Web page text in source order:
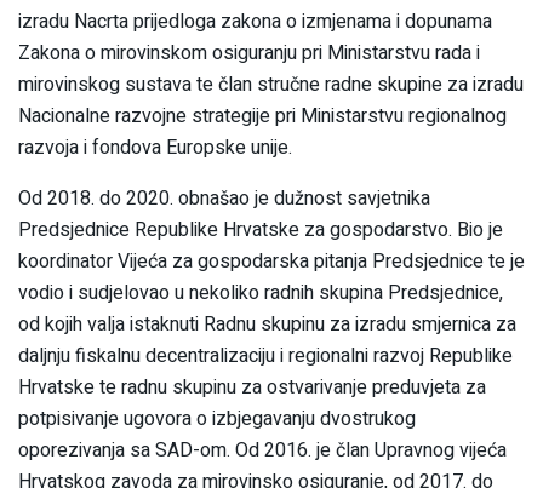
izradu Nacrta prijedloga zakona o izmjenama i dopunama
Zakona o mirovinskom osiguranju pri Ministarstvu rada i
mirovinskog sustava te član stručne radne skupine za izradu
Nacionalne razvojne strategije pri Ministarstvu regionalnog
razvoja i fondova Europske unije.
Od 2018. do 2020. obnašao je dužnost savjetnika
Predsjednice Republike Hrvatske za gospodarstvo. Bio je
koordinator Vijeća za gospodarska pitanja Predsjednice te je
vodio i sudjelovao u nekoliko radnih skupina Predsjednice,
od kojih valja istaknuti Radnu skupinu za izradu smjernica za
daljnju fiskalnu decentralizaciju i regionalni razvoj Republike
Hrvatske te radnu skupinu za ostvarivanje preduvjeta za
potpisivanje ugovora o izbjegavanju dvostrukog
oporezivanja sa SAD-om. Od 2016. je član Upravnog vijeća
Hrvatskog zavoda za mirovinsko osiguranje, od 2017. do